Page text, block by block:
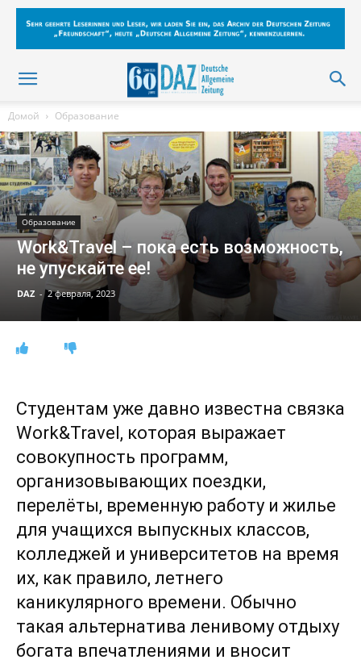
Домой Образование
Образование
Work&Travel – пока есть возможность,
не упускайте ее!
DAZ - 2 февраля, 2023
Студентам уже давно известна связка
Work&Travel, которая выражает
совокупность программ,
организовывающих поездки,
перелёты, временную работу и жилье
для учащихся выпускных классов,
колледжей и университетов на время
их, как правило, летнего
каникулярного времени. Обычно
такая альтернатива ленивому отдыху
богата впечатлениями и вносит